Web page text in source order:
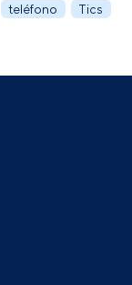
teléfono Tics